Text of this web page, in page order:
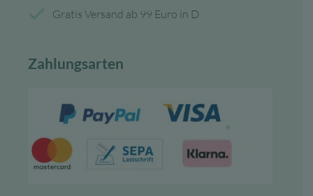
Gratis Versand ab 99 Euro in D
Zahlungsarten